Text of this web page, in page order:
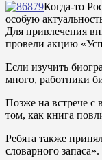
Когда-то
особую
Для привлечения
провели акцию
Если изучить
много, работники
Позже на встрече с
том, как книга
Ребята также
словарного запаса».